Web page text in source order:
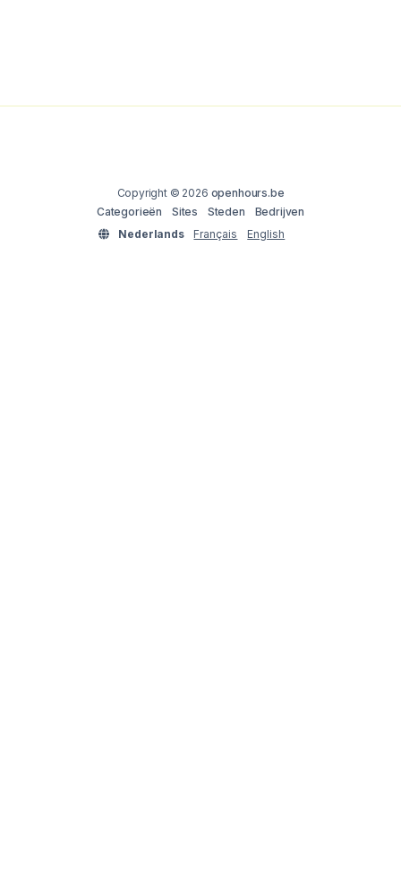
Copyright © 2026 openhours.be
Categorieën
Sites Steden
Bedrijven
Nederlands
Français English